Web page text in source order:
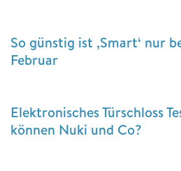
So günstig ist ‚Smart‘ nur
Februar
Elektronisches Türschloss
können Nuki und Co?